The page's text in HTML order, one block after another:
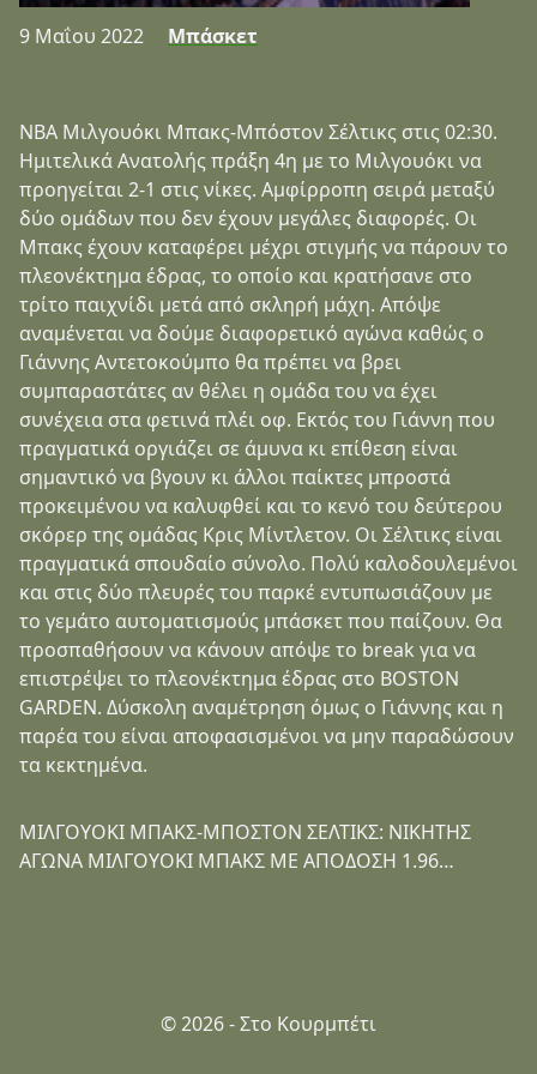
9 Μαΐου 2022 Μπάσκετ
NBA Μιλγουόκι Μπακς-Μπόστον Σέλτικς στις 02:30.
Ημιτελικά Ανατολής πράξη 4η με το Μιλγουόκι να
προηγείται 2-1 στις νίκες. Αμφίρροπη σειρά μεταξύ
δύο ομάδων που δεν έχουν μεγάλες διαφορές. Οι
Μπακς έχουν καταφέρει μέχρι στιγμής να πάρουν το
πλεονέκτημα έδρας, το οποίο και κρατήσανε στο
τρίτο παιχνίδι μετά από σκληρή μάχη. Απόψε
αναμένεται να δούμε διαφορετικό αγώνα καθώς ο
Γιάννης Αντετοκούμπο θα πρέπει να βρει
συμπαραστάτες αν θέλει η ομάδα του να έχει
συνέχεια στα φετινά πλέι οφ. Εκτός του Γιάννη που
πραγματικά οργιάζει σε άμυνα κι επίθεση είναι
σημαντικό να βγουν κι άλλοι παίκτες μπροστά
προκειμένου να καλυφθεί και το κενό του δεύτερου
σκόρερ της ομάδας Κρις Μίντλετον. Οι Σέλτικς είναι
πραγματικά σπουδαίο σύνολο. Πολύ καλοδουλεμένοι
και στις δύο πλευρές του παρκέ εντυπωσιάζουν με
το γεμάτο αυτοματισμούς μπάσκετ που παίζουν. Θα
προσπαθήσουν να κάνουν απόψε το break για να
επιστρέψει το πλεονέκτημα έδρας στο BOSTON
GARDEN. Δύσκολη αναμέτρηση όμως ο Γιάννης και η
παρέα του είναι αποφασισμένοι να μην παραδώσουν
τα κεκτημένα.
ΜΙΛΓΟΥΟΚΙ ΜΠΑΚΣ-ΜΠΟΣΤΟΝ ΣΕΛΤΙΚΣ: ΝΙΚΗΤΗΣ
ΑΓΩΝΑ ΜΙΛΓΟΥΟΚΙ ΜΠΑΚΣ ΜΕ ΑΠΟΔΟΣΗ 1.96…
© 2026 - Στο Κουρμπέτι